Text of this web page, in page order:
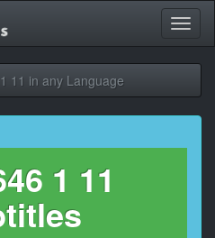
11 in any Language
1 11